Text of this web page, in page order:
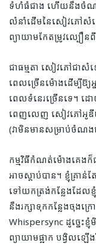
ទំហំធំជាង ហើយនឹងចំណ
លំនាំដើមនៃសៀវភៅសំឡ
ព្យាយាមកែតម្រូវល្បឿន
ជាធម្មតា សៀវភៅជា
ពេលច្រើនម៉ោងដើម្បីឱ្
ពេលទំនេរច្រើនទេ។ ដ
ពេញលេញ សៀវភៅអូឌី
(វាមិនមានសម្រាប់ចំណង
កម្មវិធីកំណត់ម៉ោងគេងក៏
អាចស្ដាប់បាន។ ខ្ញុំគ្
ទៅយកត្រង់កន្លែងដែល
នឹងរក្សាទុកកន្លែងចុងក្
Whispersync ដូច្នេះ
ព្យាយាមផ្អាក បង្វិលឡ